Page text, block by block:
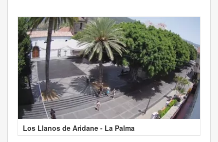
Los Llanos de Aridane - La Palma